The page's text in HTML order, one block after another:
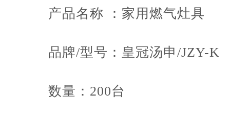
产品名称 ：家用燃气灶具
品牌/型号：皇冠汤申/JZY-K
数量：200台